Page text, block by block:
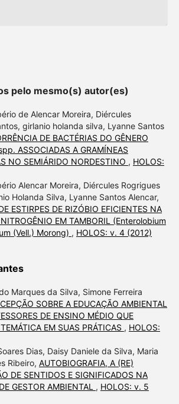
pelo mesmo(s) autor(es)
de Alencar Moreira, Diércules
girlanio holanda silva, Lyanne Santos
DE BACTÉRIAS DO GÊNERO
ASSOCIADAS A GRAMÍNEAS
NO SEMIÁRIDO NORDESTINO , HOLOS:
Alencar Moreira, Diércules Rogrigues
Holanda Silva, Lyanne Santos Alencar,
ESTIRPES DE RIZÓBIO EFICIENTES NA
EM TAMBORIL (Enterolobium
(Vell.) Morong) , HOLOS: v. 4 (2012)
Marques da Silva, Simone Ferreira
SOBRE A EDUCAÇÃO AMBIENTAL
DE ENSINO MÉDIO QUE
EM SUAS PRÁTICAS , HOLOS:
Dias, Daisy Daniele da Silva, Maria
Ribeiro, AUTOBIOGRAFIA, A (RE)
DE SENTIDOS E SIGNIFICADOS NA
GESTOR AMBIENTAL , HOLOS: v. 5